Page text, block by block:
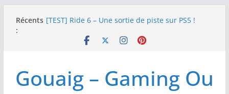
Récents
:
[TEST] Ride 6 – Une sortie de piste sur PS5 !
NEOGEO AES+ : La légende de l’arcade est de
SWITCH 2 : Nouveaux accessoires Turtle Beach X
Gouaig – Gaming Ou